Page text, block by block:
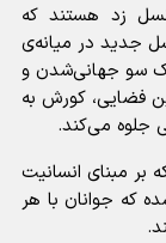
زد هستند که
جدید در میانه‌ی
سو جهانی‌شدن و
فضایی، کورش به
جلوه می‌کند.
بر مبنای انسانیت
که جوانان با هر